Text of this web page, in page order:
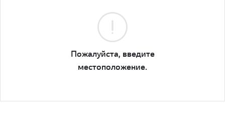
Пожалуйста, введите
местоположение.